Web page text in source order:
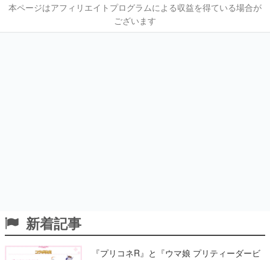
本ページはアフィリエイトプログラムによる収益を得ている場合が
ございます
新着記事
『プリコネR』と『ウマ娘 プリティーダービ